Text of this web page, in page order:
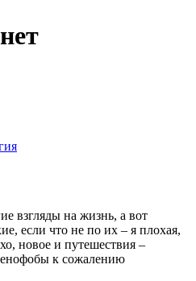
взгляды на жизнь, а вот
если что не по их – я плохая,
новое и путешествия –
к сожалению